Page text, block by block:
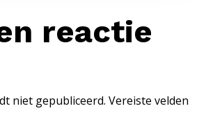
reactie
niet gepubliceerd. Vereiste velden